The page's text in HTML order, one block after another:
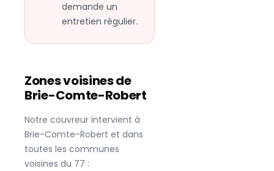
demande un
entretien régulier.
Zones voisines de
Brie-Comte-Robert
Notre couvreur intervient à
Brie-Comte-Robert et dans
toutes les communes
voisines du 77 :